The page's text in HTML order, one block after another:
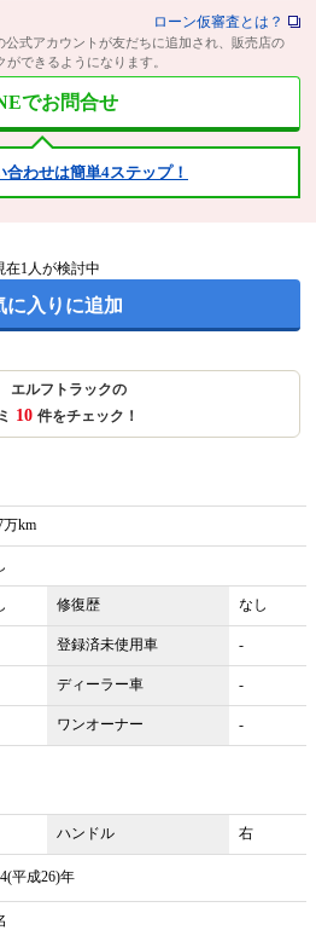
ローン仮審査とは？
公式アカウントが友だちに追加され、販売店の
ができるようになります。
でお問合せ
わせは簡単4ステップ！
在1 人が検討中
に入りに追加
エルフトラックの
10 件をチェック！
万km
修復歴 なし
登録済未使用車 -
ディーラー車 -
ワンオーナー -
ハンドル
右
平成26)年